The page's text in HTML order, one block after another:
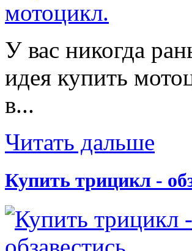
У вас никогда
идея купить
в...
Читать дальше
Купить трицикл -